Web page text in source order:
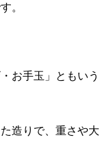
。
お手玉」ともいう
造りで、重さや大